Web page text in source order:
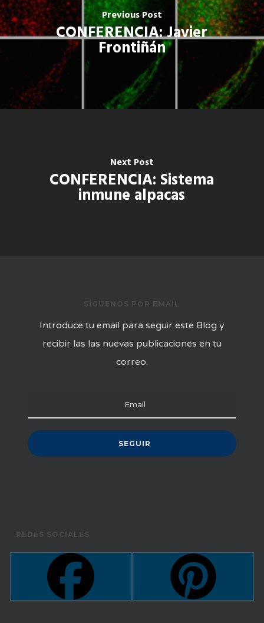
Previous Post
CONFERENCIA: Javier
Frontiñán
Next Post
CONFERENCIA: Sistema
inmune alpacas
SÍGUENOS POR EMAIL
Introduce tu email para seguir este Blog y
recibir las las nuevas publicaciones en tu
correo.
REDES SOCIALES